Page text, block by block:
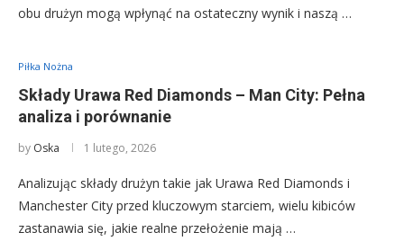
obu drużyn mogą wpłynąć na ostateczny wynik i naszą …
Piłka Nożna
Składy Urawa Red Diamonds – Man City: Pełna
analiza i porównanie
by Oska 1 lutego, 2026
Analizując składy drużyn takie jak Urawa Red Diamonds i
Manchester City przed kluczowym starciem, wielu kibiców
zastanawia się, jakie realne przełożenie mają …